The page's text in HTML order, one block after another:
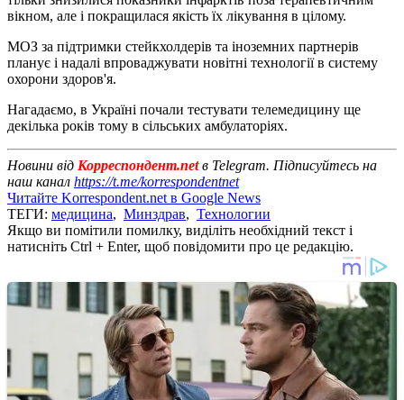
вікном, але і покращилася якість їх лікування в цілому.
МОЗ за підтримки стейкхолдерів та іноземних партнерів
планує і надалі впроваджувати новітні технології в систему
охорони здоров'я.
Нагадаємо, в Україні почали тестувати телемедицину ще
декілька років тому в сільських амбулаторіях.
Новини від Корреспондент.netв Telegram. Підписуйтесь на
наш канал https://t.me/korrespondentnet
Читайте Korrespondent.net в Google News
ТЕГИ: медицина, Минздрав, Технологии
Якщо ви помітили помилку, виділіть необхідний текст і
натисніть Ctrl + Enter, щоб повідомити про це редакцію.